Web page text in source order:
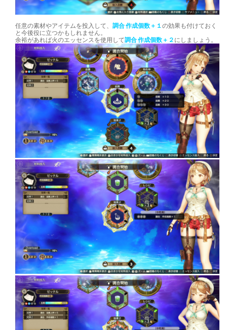
任意の素材やアイテムを投入して、 調合 作成個数＋１ の効果も付けておく
と今後役に立つかもしれません。
余裕があれば火のエッセンスを使用して調合 作成個数＋２ にしましょう。